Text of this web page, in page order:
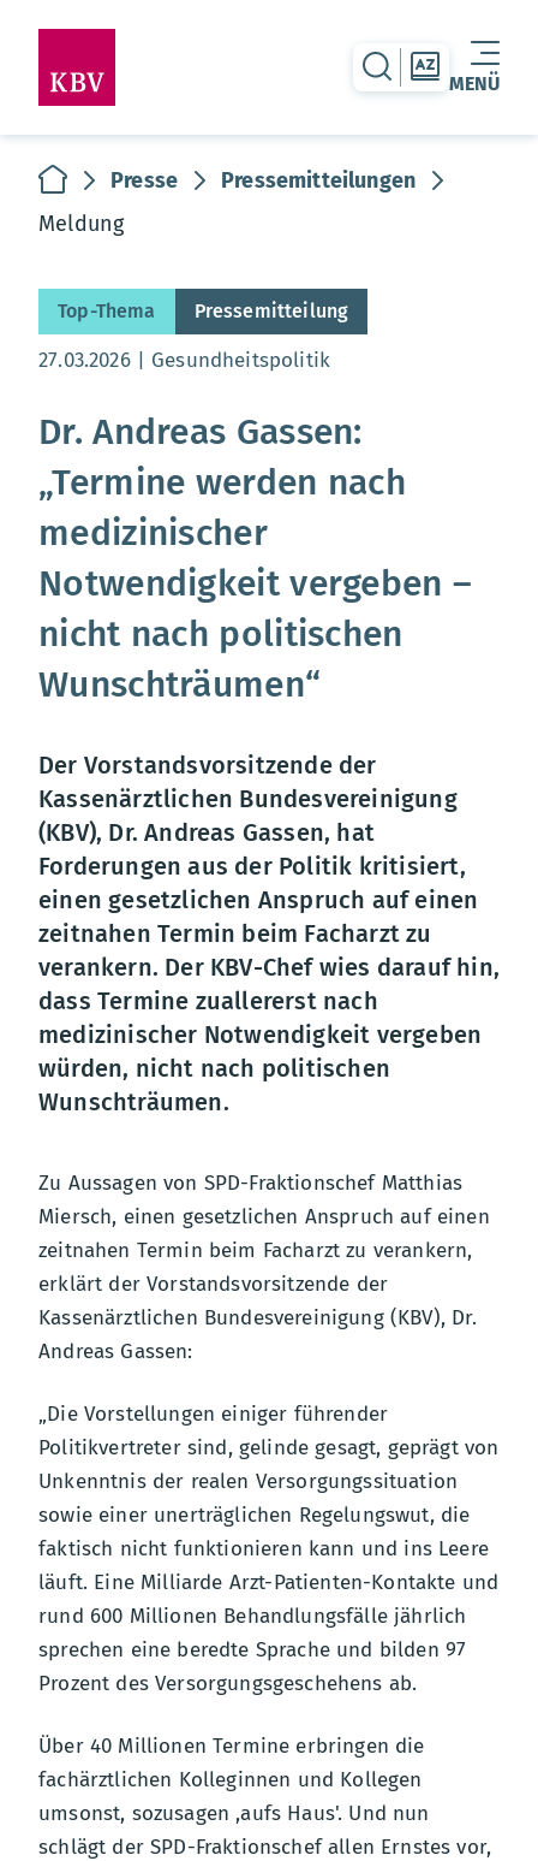
MENÜ
Warenkorb leer
zur Suche-Seite
zur
zur Startseite
Presse
Pressemitteilungen
Meldung
Top-Thema Pressemitteilung
Aktualisierungsdatum:
27.03.2026 Gesundheitspolitik
Dr. Andreas Gassen:
„Termine werden nach
medizinischer
Notwendigkeit vergeben –
nicht nach politischen
Wunschträumen“
Der Vorstandsvorsitzende der
Kassenärztlichen Bundesvereinigung
(KBV), Dr. Andreas Gassen, hat
Forderungen aus der Politik kritisiert,
einen gesetzlichen Anspruch auf einen
zeitnahen Termin beim Facharzt zu
verankern. Der KBV-Chef wies darauf hin,
dass Termine zuallererst nach
medizinischer Notwendigkeit vergeben
würden, nicht nach politischen
Wunschträumen.
Zu Aussagen von SPD-Fraktionschef Matthias
Miersch, einen gesetzlichen Anspruch auf einen
zeitnahen Termin beim Facharzt zu verankern,
erklärt der Vorstandsvorsitzende der
Kassenärztlichen Bundesvereinigung (KBV), Dr.
Andreas Gassen:
„Die Vorstellungen einiger führender
Politikvertreter sind, gelinde gesagt, geprägt von
Unkenntnis der realen Versorgungssituation
sowie einer unerträglichen Regelungswut, die
faktisch nicht funktionieren kann und ins Leere
läuft. Eine Milliarde Arzt-Patienten-Kontakte und
rund 600 Millionen Behandlungsfälle jährlich
sprechen eine beredte Sprache und bilden 97
Prozent des Versorgungsgeschehens ab.
Über 40 Millionen Termine erbringen die
fachärztlichen Kolleginnen und Kollegen
umsonst, sozusagen ,aufs Haus'. Und nun
schlägt der SPD-Fraktionschef allen Ernstes vor,